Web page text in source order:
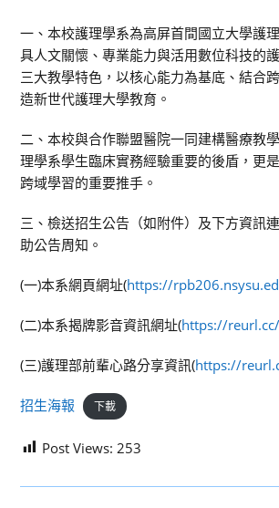
一、本校護理學系為高屏首間國立大學護
具人文關懷、專業能力與活用數位科技的
三大教學特色，以核心能力為基底、結合
造新世代護理大學教育。
二、本校與合作聯盟醫院一同建構醫療教
理學系學生臨床實務經驗重要的後盾，更
跨域學習的重要推手。
三、檢送招生公告（如附件）及下方資訊
助公告周知。
(一)本系網頁網址(https://
(二)本系揭牌影音資訊網址(https://
(三)護理部前輩心路分享資訊(https://
招生海報 下載
Post Views: 253